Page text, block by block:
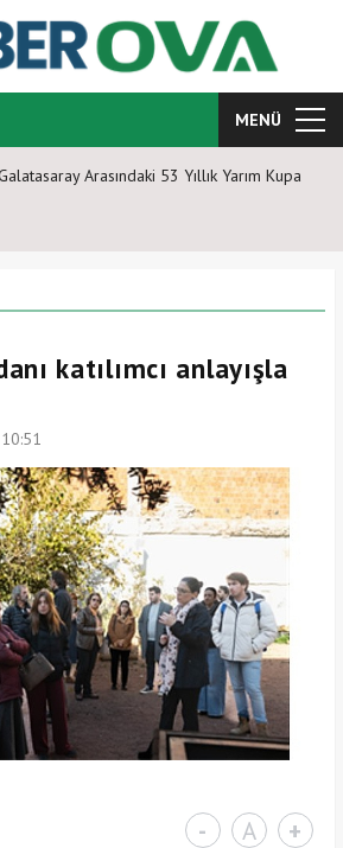
MENÜ
Arasındaki 53 Yıllık Yarım Kupa
katılımcı anlayışla
- A +